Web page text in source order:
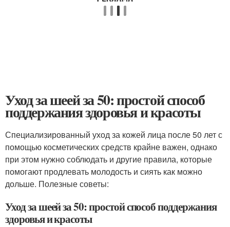
Уход за шеей за 50: простой способ
поддержания здоровья и красоты
Специализированный уход за кожей лица после 50 лет с
помощью косметических средств крайне важен, однако
при этом нужно соблюдать и другие правила, которые
помогают продлевать молодость и сиять как можно
дольше. Полезные советы:
Уход за шеей за 50: простой способ поддержания
здоровья и красоты